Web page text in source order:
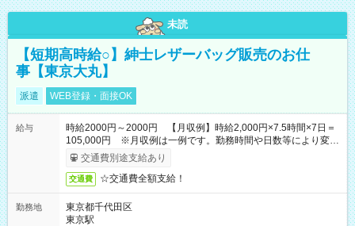
未読
【短期高時給○】紳士レザーバッグ販売のお仕
事【東京大丸】
派遣 WEB登録・面接OK
給与
時給2000円～2000円 【月収例】時給2,000円×7.5時間×7日＝
105,000円 ※月収例は一例です。勤務時間や日数等により変動
いたします。
交通費別途支給あり
交通費 ☆交通費全額支給！
勤務地
東京都千代田区
東京駅